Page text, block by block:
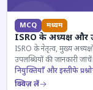
MCQ मध्यम
ISRO के अध्यक्ष और
ISRO के नेतृत्व, मुख्य
उपलब्धियों की जानकारी जांचें।
नियुक्तियाँ और इस्तीफे
क्विज़ लें